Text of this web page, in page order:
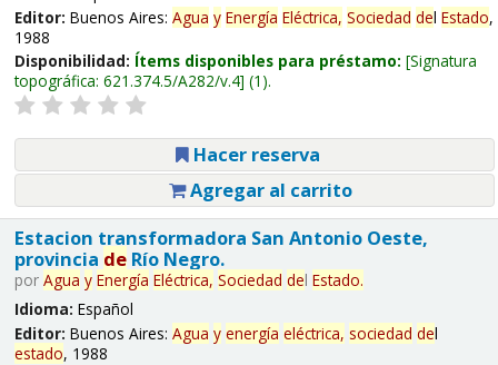
Editor: Buenos Aires: Agua y Energía Eléctrica, Sociedad del Estado,
1988
Disponibilidad: Ítems disponibles para préstamo: Signatura
topográfica: 621.374.5/A282/v.4 (1).
Hacer reserva
Agregar al carrito
Estacion transformadora San Antonio Oeste,
provincia deRío Negro.
por Agua y Energía Eléctrica, Sociedad del Estado.
Idioma: Español
Editor: Buenos Aires: Agua y energía eléctrica, sociedad del
estado, 1988